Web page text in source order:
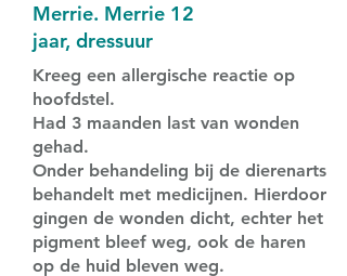
Merrie. Merrie 12
jaar, dressuur
Kreeg een allergische reactie op
hoofdstel.
Had 3 maanden last van wonden
gehad.
Onder behandeling bij de dierenarts
behandelt met medicijnen. Hierdoor
gingen de wonden dicht, echter het
pigment bleef weg, ook de haren
op de huid bleven weg.